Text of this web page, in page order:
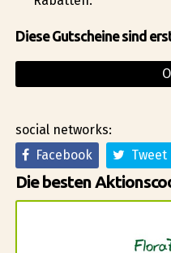
Diese Gutscheine sind
social networks:
Facebook
Tweet
Die besten